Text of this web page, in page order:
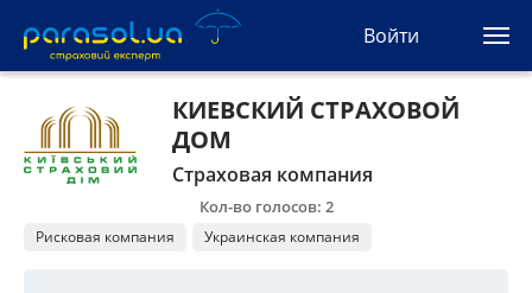
Войти
(093) 170-33-90
Ua En
Все сервисы
Автогражданка
КИЕВСКИЙ СТРАХОВОЙ
ДОМ
Страховая компания
Кол-во голосов: 2
Рисковая компания Украинская компания